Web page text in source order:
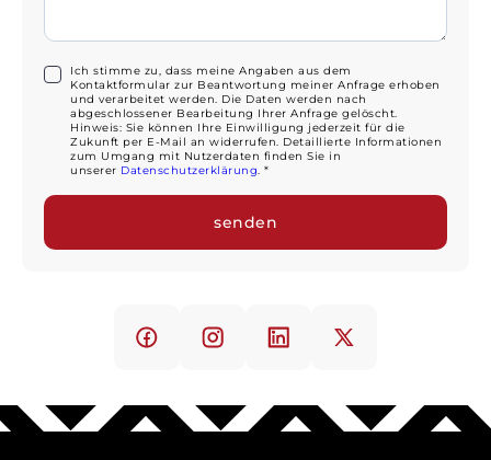
Ich stimme zu, dass meine Angaben aus dem
Kontaktformular zur Beantwortung meiner Anfrage erhoben
und verarbeitet werden. Die Daten werden nach
abgeschlossener Bearbeitung Ihrer Anfrage gelöscht.
Hinweis: Sie können Ihre Einwilligung jederzeit für die
Zukunft per E-Mail an widerrufen. Detaillierte Informationen
zum Umgang mit Nutzerdaten finden Sie in
unserer Datenschutzerklärung. *